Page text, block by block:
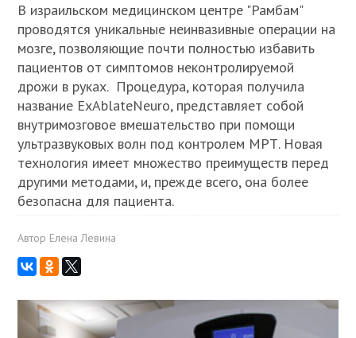
В израильском медицинском центре "Рамбам"
проводятся уникальные неинвазивные операции на
мозге, позволяющие почти полностью избавить
пациентов от симптомов неконтролируемой
дрожи в руках. Процедура, которая получила
название ExAblateNeuro, представляет собой
внутримозговое вмешательство при помощи
ультразвуковых волн под контролем МРТ. Новая
технология имеет множество преимуществ перед
другими методами, и, прежде всего, она более
безопасна для пациента.
Автор Елена Левина